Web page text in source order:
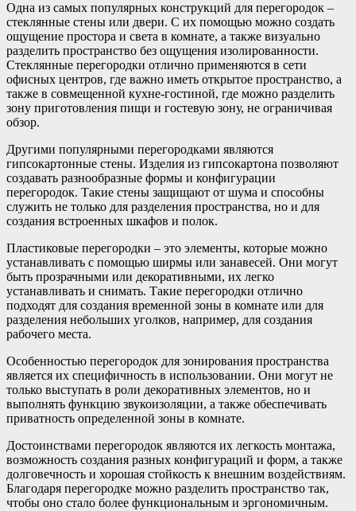
Одна из самых популярных конструкций для перегородок –
стеклянные стены или двери. С их помощью можно создать
ощущение простора и света в комнате, а также визуально
разделить пространство без ощущения изолированности.
Стеклянные перегородки отлично применяются в сети
офисных центров, где важно иметь открытое пространство, а
также в совмещенной кухне-гостиной, где можно разделить
зону приготовления пищи и гостевую зону, не ограничивая
обзор.
Другими популярными перегородками являются
гипсокартонные стены. Изделия из гипсокартона позволяют
создавать разнообразные формы и конфигурации
перегородок. Такие стены защищают от шума и способны
служить не только для разделения пространства, но и для
создания встроенных шкафов и полок.
Пластиковые перегородки – это элементы, которые можно
устанавливать с помощью ширмы или занавесей. Они могут
быть прозрачными или декоративными, их легко
устанавливать и снимать. Такие перегородки отлично
подходят для создания временной зоны в комнате или для
разделения небольших уголков, например, для создания
рабочего места.
Особенностью перегородок для зонирования пространства
является их специфичность в использовании. Они могут не
только выступать в роли декоративных элементов, но и
выполнять функцию звукоизоляции, а также обеспечивать
приватность определенной зоны в комнате.
Достоинствами перегородок являются их легкость монтажа,
возможность создания разных конфигураций и форм, а также
долговечность и хорошая стойкость к внешним воздействиям.
Благодаря перегородке можно разделить пространство так,
чтобы оно стало более функциональным и эргономичным.